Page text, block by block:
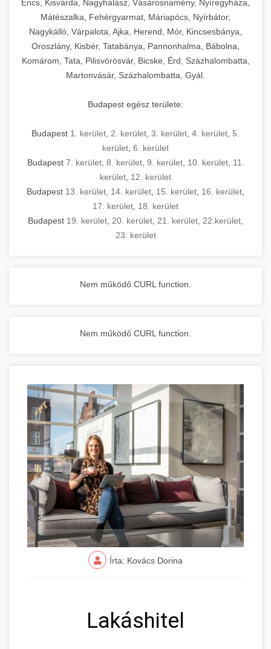
Encs, Kisvárda, Nagyhalász, Vásárosnamény, Nyíregyháza,
Mátészalka, Fehérgyarmat, Máriapócs, Nyírbátor,
Nagykálló, Várpalota, Ajka, Herend, Mór, Kincsesbánya,
Oroszlány, Kisbér, Tatabánya, Pannonhalma, Bábolna,
Komárom, Tata, Pilisvörösvár, Bicske, Érd, Százhalombatta,
Martonvásár, Százhalombatta, Gyál.
Budapest egész területe:
Budapest 1. kerület 2. kerület 3. kerület 4. kerület 5.
kerület 6. kerület
Budapest 7. kerület, 8. kerület, 9. kerület, 10. kerület, 11.
kerület 12. kerület
Budapest 13. kerület 14. kerület 15. kerület 16. kerület
17. kerület 18. kerület
Budapest 19. kerület 20. kerület 21. kerület 22.kerület
23. kerület
Nem működő CURL function.
Nem működő CURL function.
Írta: Kovács Dorina
Lakáshitel